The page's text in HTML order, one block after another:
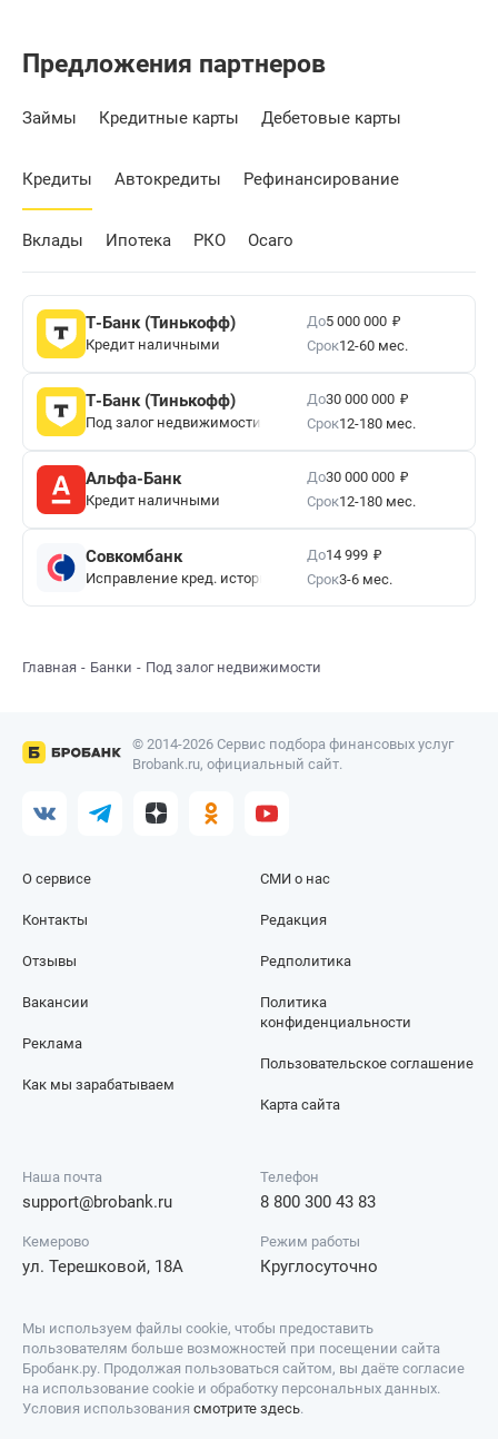
Предложения партнеров
Займы Кредитные карты Дебетовые карты
Кредиты Автокредиты Рефинансирование
Вклады Ипотека РКО Осаго
Т-Банк (Тинькофф)
Кредит наличными
До5 000 000 ₽
Срок12-60 мес.
Т-Банк (Тинькофф)
Под залог недвижимости
До30 000 000 ₽
Срок12-180 мес.
Альфа-Банк
Кредит наличными
До30 000 000 ₽
Срок12-180 мес.
Совкомбанк
Исправление кред. истории
До14 999 ₽
Срок3-6 мес.
Главная Банки Под залог недвижимости
© 2014-2026 Сервис подбора финансовых услуг
Brobank.ru, официальный сайт.
О сервисе
Контакты
Отзывы
СМИ о нас
Редакция
Редполитика
Вакансии
Реклама
Как мы зарабатываем
Политика
конфиденциальности
Пользовательское соглашение
Карта сайта
Наша почта
support@brobank.ru
Телефон
8 800 300 43 83
Кемерово
ул. Терешковой, 18А
Режим работы
Круглосуточно
Мы используем файлы cookie, чтобы предоставить
пользователям больше возможностей при посещении сайта
Бробанк.ру. Продолжая пользоваться сайтом, вы даёте согласие
на использование cookie и обработку персональных данных.
Условия использования смотрите здесь.